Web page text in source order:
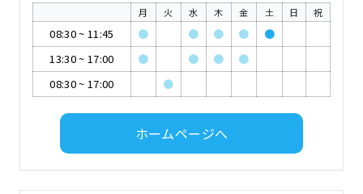
月 火 水 木 金 土 日 祝
08:30~ 11:45 ● ● ● ●
●
13:30~ 17:00 ● ● ●
●
08:30~ 17:00 ●
ホームページへ